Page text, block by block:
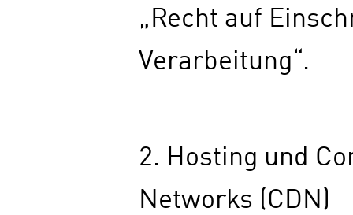
„Recht auf
Verarbeitung“.
2. Hosting und
Networks (CDN)